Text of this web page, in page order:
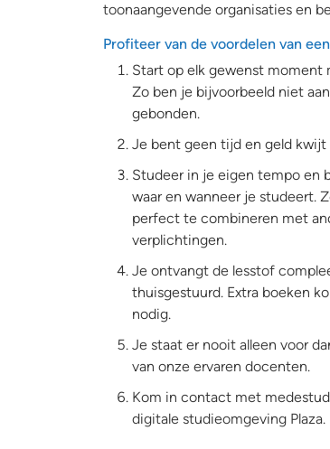
toonaangevende organisaties en
Profiteer van de voordelen van
Start op elk gewenst moment
Zo ben je bijvoorbeeld niet
gebonden.
Je bent geen tijd en geld kwijt
Studeer in je eigen tempo en
waar en wanneer je studeert.
perfect te combineren met
verplichtingen.
Je ontvangt de lesstof
thuisgestuurd. Extra boeken
nodig.
Je staat er nooit alleen voor
van onze ervaren docenten.
Kom in contact met
digitale studieomgeving Plaza.